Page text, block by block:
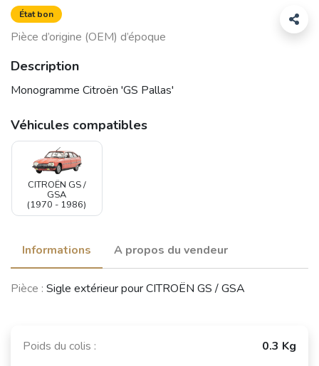
État bon
Pièce d’origine (OEM) d’époque
Description
Monogramme Citroën 'GS Pallas'
Véhicules compatibles
CITROËN GS /
GSA
(1970 - 1986)
Informations A propos du vendeur
Pièce : Sigle extérieur pour CITROËN GS / GSA
Poids du colis :
0.3 Kg